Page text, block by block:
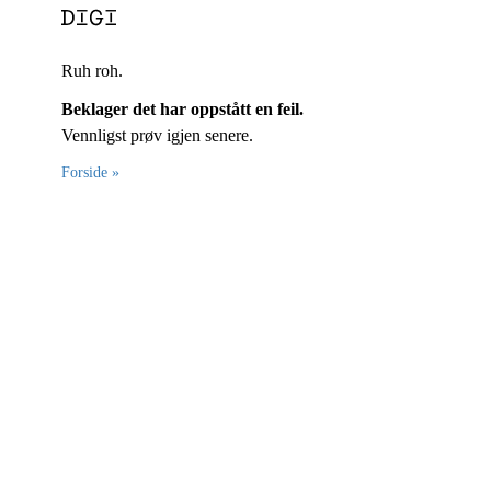
Ruh roh.
Beklager det har oppstått en feil.
Vennligst prøv igjen senere.
Forside »